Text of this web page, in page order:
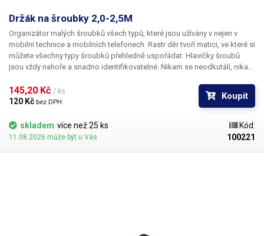
Držák na šroubky 2,0-2,5M
Organizátor malých šroubků všech typů, které jsou užívány v nejen v
mobilní technice a mobilních telefonech. Rastr děr tvoří matici, ve které si
můžete všechny typy šroubků přehledně uspořádat. Hlavičky šroubů
jsou vždy nahoře a snadno identifikovatelné. Nikam se neodkutálí, nikam
velice snadné se šroubovákem, jehož špička je zmagnetizována.
Organizér pro šroubky se výborně hodí jako doplnět k momentovým
145,20 Kč / ks
120 Kč bez DPH
Koupit
skladem více než 25 ks
11.08.2026 může být u Vás
Kód:
100221